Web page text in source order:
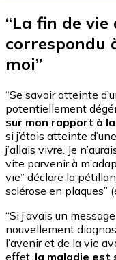
“La fin de
correspondu
moi”
“Se savoir atteinte
potentiellement
sur mon rapport à
si j’étais atteinte d’une
j’allais vivre. Je
vite parvenir à
vie” déclare la
sclérose en plaques”
“Si j’avais un
nouvellement
l’avenir et de la vie
effet, la maladie est